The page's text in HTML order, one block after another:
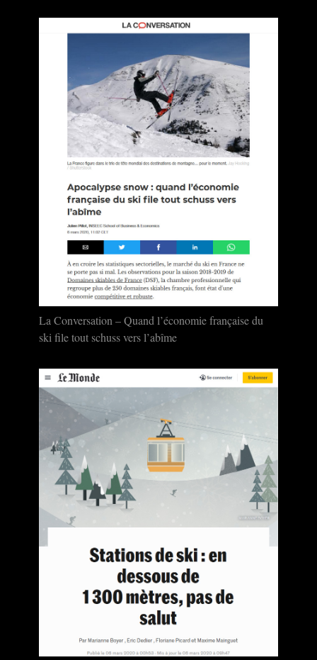
La Conversation – Quand l’économie française du
ski file tout schuss vers l’abîme